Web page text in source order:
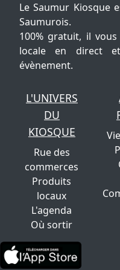
Le Saumur Kiosque
Saumurois.
100% gratuit, il
locale en direct
évènement.
L'UNIVERS
DU
KIOSQUE
Rue des
commerces
Produits
locaux
L'agenda
Où sortir